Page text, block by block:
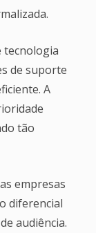
tecnologia
de suporte
A
tão
empresas
diferencial
audiência.